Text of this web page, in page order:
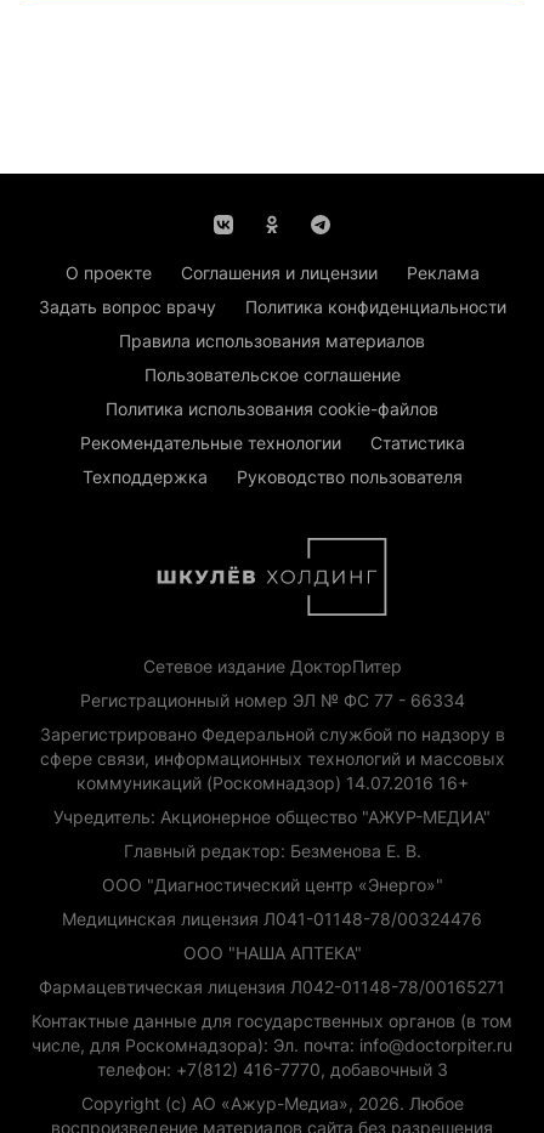
О проекте Соглашения и лицензии
Реклама
Задать вопрос врачу
Политика конфиденциальности
Правила использования материалов
Пользовательское соглашение
Политика использования cookie-файлов
Рекомендательные технологии
Статистика
Техподдержка
Руководство пользователя
Сетевое издание ДокторПитер
Регистрационный номер ЭЛ № ФС 77 - 66334
Зарегистрировано Федеральной службой по надзору в
сфере связи, информационных технологий и массовых
коммуникаций (Роскомнадзор) 14.07.2016 16+
Учредитель: Акционерное общество "АЖУР-МЕДИА"
Главный редактор: Безменова Е. В.
ООО "Диагностический центр «Энерго»"
Медицинская лицензия Л041-01148-78/00324476
ООО "НАША АПТЕКА"
Фармацевтическая лицензия Л042-01148-78/00165271
Контактные данные для государственных органов (в том
числе, для Роскомнадзора): Эл. почта: info@doctorpiter.ru
телефон: +7(812) 416-7770, добавочный 3
Copyright (с) АО «Ажур-Медиа», 2026. Любое
воспроизведение материалов сайта без разрешения